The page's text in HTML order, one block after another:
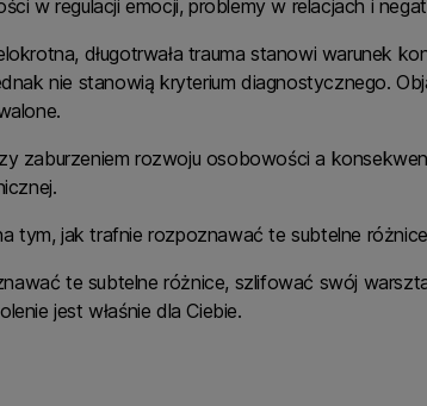
w regulacji emocji, problemy w relacjach i
długotrwała trauma stanowi warunek
nie stanowią kryterium diagnostycznego.
zaburzeniem rozwoju osobowości a
tym, jak trafnie rozpoznawać te subtelne
te subtelne różnice, szlifować swój
jest właśnie dla Ciebie.